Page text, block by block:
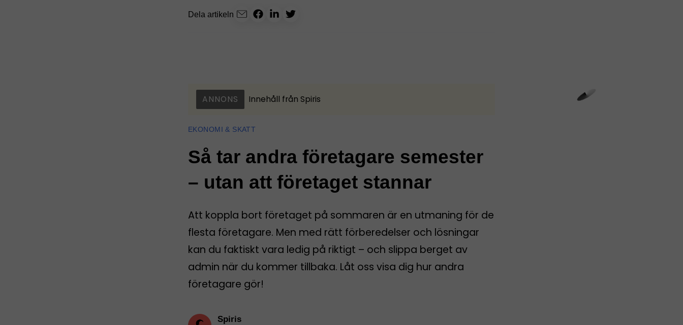
Dela artikeln
ANNONS Innehåll från Spiris
EKONOMI & SKATT
Så tar andra företagare semester
– utan att företaget stannar
Att koppla bort företaget på sommaren är en utmaning för de
flesta företagare. Men med rätt förberedelser och lösningar
kan du faktiskt vara ledig på riktigt – och slippa berget av
admin när du kommer tillbaka. Låt oss visa dig hur andra
företagare gör!
Spiris